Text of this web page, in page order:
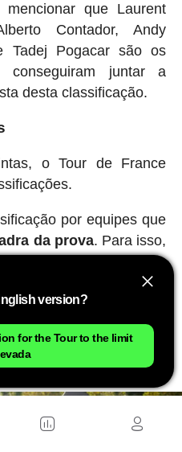
que Laurent
Contador, Andy
Tadej Pogacar são os
conseguiram juntar a
desta classificação.
o Tour de France
por equipes que
da prova. Para isso,
na qual são
3 melhores corredores
final de cada etapa. A
deve usar números
amarelo e capacete
version?
for the Tour to the limit